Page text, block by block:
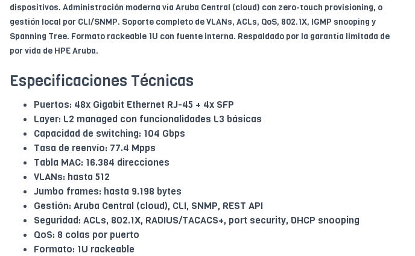
dispositivos. Administración moderna vía Aruba Central (cloud) con zero-touch provisioning, o
gestión local por CLI/SNMP. Soporte completo de VLANs, ACLs, QoS, 802.1X, IGMP snooping y
Spanning Tree. Formato rackeable 1U con fuente interna. Respaldado por la garantía limitada de
por vida de HPE Aruba.
Especificaciones Técnicas
Puertos: 48x Gigabit Ethernet RJ-45 + 4x SFP
Layer: L2 managed con funcionalidades L3 básicas
Capacidad de switching: 104 Gbps
Tasa de reenvío: 77.4 Mpps
Tabla MAC: 16.384 direcciones
VLANs: hasta 512
Jumbo frames: hasta 9.198 bytes
Gestión: Aruba Central (cloud), CLI, SNMP, REST API
Seguridad: ACLs, 802.1X, RADIUS/TACACS+, port security, DHCP snooping
QoS: 8 colas por puerto
Formato: 1U rackeable